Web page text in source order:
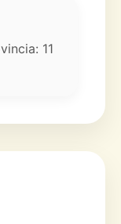
11